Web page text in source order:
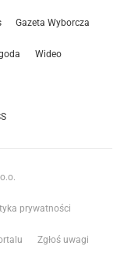
Gazeta Wyborcza
Wideo
prywatności
Zgłoś uwagi